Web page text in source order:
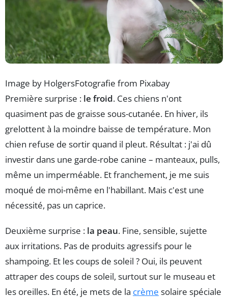
Image by HolgersFotografie from Pixabay
Première surprise : le froid. Ces chiens n'ont
quasiment pas de graisse sous-cutanée. En hiver, ils
grelottent à la moindre baisse de température. Mon
chien refuse de sortir quand il pleut. Résultat : j'ai dû
investir dans une garde-robe canine – manteaux, pulls,
même un imperméable. Et franchement, je me suis
moqué de moi-même en l'habillant. Mais c'est une
nécessité, pas un caprice.
Deuxième surprise : la peau. Fine, sensible, sujette
aux irritations. Pas de produits agressifs pour le
shampoing. Et les coups de soleil ? Oui, ils peuvent
attraper des coups de soleil, surtout sur le museau et
les oreilles. En été, je mets de la crème solaire spéciale